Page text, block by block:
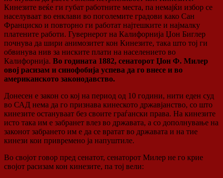
Кинезите веќе ги губат работните места, па немајќи избор се
населуваат во енклави во поголемите градови како Сан
Франциско и повторно ги работат најтешките и најмалку
платените работи. Гувернерот на Калифорнија Џон Биглер
почнува да шири анимозитет кон Кинезите, така што тој ги
обвинува нив за ниските плати на населението во
Калифорнија. Во годината 1882, сенаторот Џон Ф. Милер
овој расизам и синофобија успева да го внесе и во
американското законодавство.
Донесен е закон со кој на период од 10 години, нити еден суд
во САД нема да го признава кинеското државјанство, со што
кинезите остануваат без своите граѓански права. На кинезите
исто така им е забранет влез во државата, а со дополнување на
законот забрането им е да се вратат во државата и на тие
кинези кои привремено ја напуштиле.
Во својот говор пред сенатот, сенаторот Милер не го крие
својот расизам кон кинезите, па тој вели: